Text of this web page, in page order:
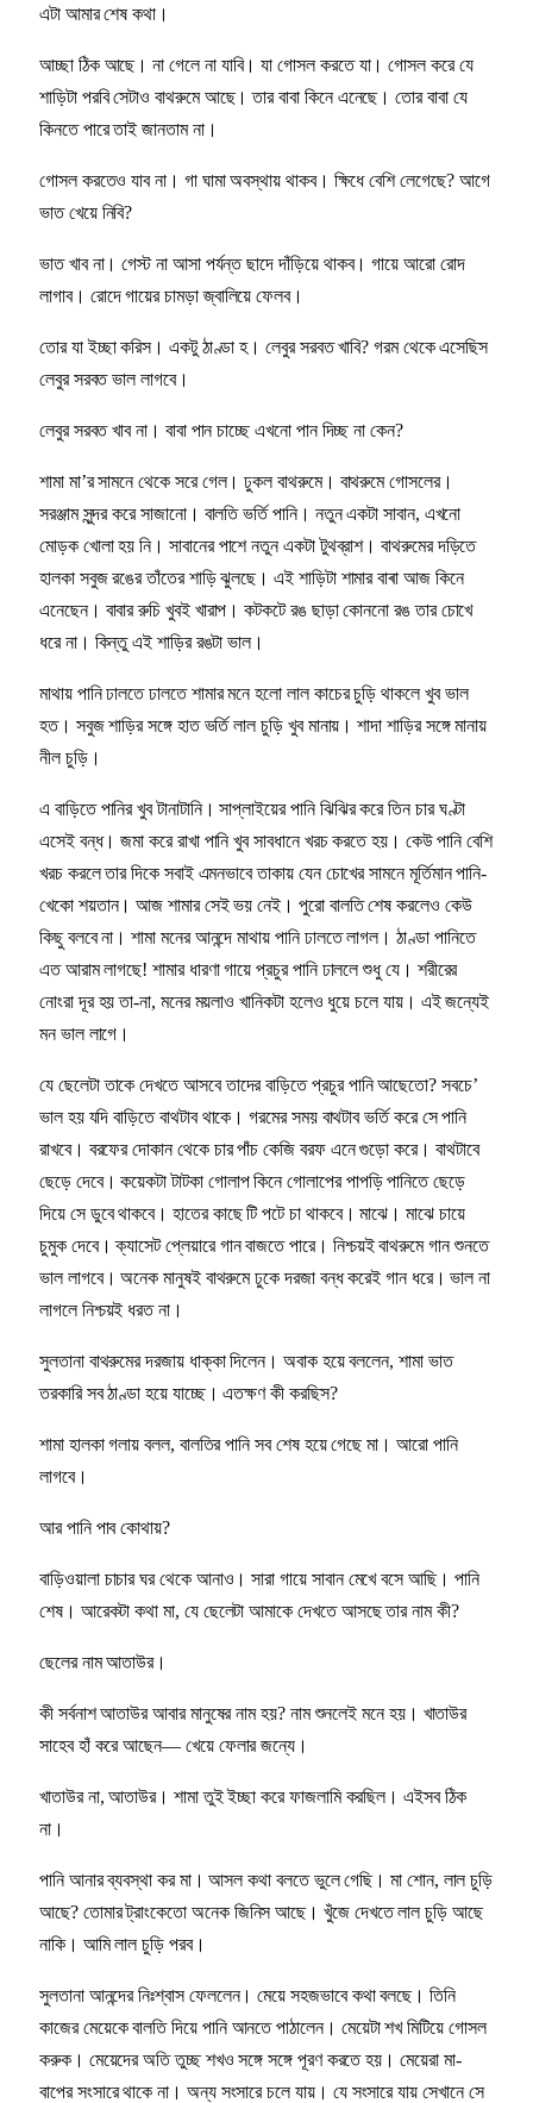
এটা আমার শেষ কথা।
আচ্ছা ঠিক আছে। না গেলে না যাবি। যা গোসল করতে যা। গোসল করে যে
শাড়িটা পরবি সেটাও বাথরুমে আছে। তার বাবা কিনে এনেছে। তোর বাবা যে
কিনতে পারে তাই জানতাম না।
গোসল করতেও যাব না। গা ঘামা অবস্থায় থাকব। ক্ষিধে বেশি লেগেছে? আগে
ভাত খেয়ে নিবি?
ভাত খাব না। গেস্ট না আসা পর্যন্ত ছাদে দাঁড়িয়ে থাকব। গায়ে আরো রোদ
লাগাব। রোদে গায়ের চামড়া জ্বালিয়ে ফেলব।
তোর যা ইচ্ছা করিস। একটু ঠাণ্ডা হ। লেবুর সরবত খাবি? গরম থেকে এসেছিস
লেবুর সরবত ভাল লাগবে।
লেবুর সরবত খাব না। বাবা পান চাচ্ছে এখনো পান দিচ্ছ না কেন?
শামা মা’র সামনে থেকে সরে গেল। ঢুকল বাথরুমে। বাথরুমে গোসলের।
সরঞ্জাম সুন্দর করে সাজানো। বালতি ভর্তি পানি। নতুন একটা সাবান, এখনো
মোড়ক খোলা হয় নি। সাবানের পাশে নতুন একটা টুথব্রাশ। বাথরুমের দড়িতে
হালকা সবুজ রঙের তাঁতের শাড়ি ঝুলছে। এই শাড়িটা শামার বাৰা আজ কিনে
এনেছেন। বাবার রুচি খুবই খারাপ। কটকটে রঙ ছাড়া কোননো রঙ তার চোখে
ধরে না। কিন্তু এই শাড়ির রঙটা ভাল।
মাথায় পানি ঢালতে ঢালতে শামার মনে হলো লাল কাচের চুড়ি থাকলে খুব ভাল
হত। সবুজ শাড়ির সঙ্গে হাত ভর্তি লাল চুড়ি খুব মানায়। শাদা শাড়ির সঙ্গে মানায়
নীল চুড়ি।
এ বাড়িতে পানির খুব টানাটানি। সাপ্লাইয়ের পানি ঝিঝির করে তিন চার ঘণ্টা
এসেই বন্ধ। জমা করে রাখা পানি খুব সাবধানে খরচ করতে হয়। কেউ পানি বেশি
খরচ করলে তার দিকে সবাই এমনভাবে তাকায় যেন চোখের সামনে মূর্তিমান পানি-
খেকো শয়তান। আজ শামার সেই ভয় নেই। পুরো বালতি শেষ করলেও কেউ
কিছু বলবে না। শামা মনের আনন্দে মাথায় পানি ঢালতে লাগল। ঠাণ্ডা পানিতে
এত আরাম লাগছে! শামার ধারণা গায়ে প্রচুর পানি ঢাললে শুধু যে। শরীরের
নোংরা দূর হয় তা-না, মনের ময়লাও খানিকটা হলেও ধুয়ে চলে যায়। এই জন্যেই
মন ভাল লাগে।
যে ছেলেটা তাকে দেখতে আসবে তাদের বাড়িতে প্রচুর পানি আছেতো? সবচে’
ভাল হয় যদি বাড়িতে বাথটাব থাকে। গরমের সময় বাথটাব ভর্তি করে সে পানি
রাখবে। বরফের দোকান থেকে চার পাঁচ কেজি বরফ এনে গুড়ো করে। বাথটাবে
ছেড়ে দেবে। কয়েকটা টাটকা গোলাপ কিনে গোলাপের পাপড়ি পানিতে ছেড়ে
দিয়ে সে ডুবে থাকবে। হাতের কাছে টি পটে চা থাকবে। মাঝে। মাঝে চায়ে
চুমুক দেবে। ক্যাসেট প্লেয়ারে গান বাজতে পারে। নিশ্চয়ই বাথরুমে গান শুনতে
ভাল লাগবে। অনেক মানুষই বাথরুমে ঢুকে দরজা বন্ধ করেই গান ধরে। ভাল না
লাগলে নিশ্চয়ই ধরত না।
সুলতানা বাথরুমের দরজায় ধাক্কা দিলেন। অবাক হয়ে বললেন, শামা ভাত
তরকারি সব ঠাণ্ডা হয়ে যাচ্ছে। এতক্ষণ কী করছিস?
শামা হালকা গলায় বলল, বালতির পানি সব শেষ হয়ে গেছে মা। আরো পানি
লাগবে।
আর পানি পাব কোথায়?
বাড়িওয়ালা চাচার ঘর থেকে আনাও। সারা গায়ে সাবান মেখে বসে আছি। পানি
শেষ। আরেকটা কথা মা, যে ছেলেটা আমাকে দেখতে আসছে তার নাম কী?
ছেলের নাম আতাউর।
কী সর্বনাশ আতাউর আবার মানুষের নাম হয়? নাম শুনলেই মনে হয়। খাতাউর
সাহেব হাঁ করে আছেন— খেয়ে ফেলার জন্যে।
খাতাউর না, আতাউর। শামা তুই ইচ্ছা করে ফাজলামি করছিল। এইসব ঠিক
না।
পানি আনার ব্যবস্থা কর মা। আসল কথা বলতে ভুলে গেছি। মা শোন, লাল চুড়ি
আছে? তোমার ট্রাংকেতো অনেক জিনিস আছে। খুঁজে দেখতে লাল চুড়ি আছে
নাকি। আমি লাল চুড়ি পরব।
সুলতানা আনন্দের নিঃশ্বাস ফেললেন। মেয়ে সহজভাবে কথা বলছে। তিনি
কাজের মেয়েকে বালতি দিয়ে পানি আনতে পাঠালেন। মেয়েটা শখ মিটিয়ে গোসল
করুক। মেয়েদের অতি তুচ্ছ শখও সঙ্গে সঙ্গে পূরণ করতে হয়। মেয়েরা মা-
বাপের সংসারে থাকে না। অন্য সংসারে চলে যায়। যে সংসারে যায় সেখানে সে